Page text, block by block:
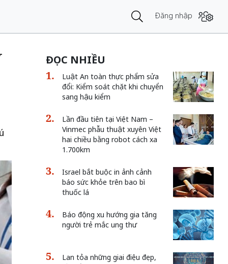
Đăng nhập
ĐỌC NHIỀU
Luật An toàn thực phẩm sửa
đổi: Kiểm soát chặt khi chuyển
sang hậu kiểm
Lần đầu tiên tại Việt Nam –
Vinmec phẫu thuật xuyên Việt
hai chiều bằng robot cách xa
1.700km
Israel bắt buộc in ảnh cảnh
báo sức khỏe trên bao bì
thuốc lá
Báo động xu hướng gia tăng
người trẻ mắc ung thư
Lan tỏa những giai điệu đẹp,